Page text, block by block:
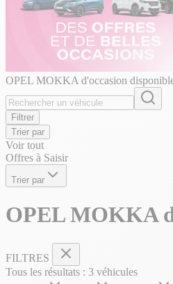
OPEL MOKKA d'occasion
Filtrer
Trier par
Voir tout
Offres à Saisir
Trier par
OPEL MOKKA
FILTRES
Tous les résultats : 3 véhicules